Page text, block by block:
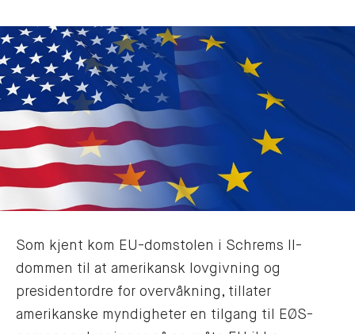
Som kjent kom EU-domstolen i Schrems II-
dommen til at amerikansk lovgivning og
presidentordre for overvåkning, tillater
amerikanske myndigheter en tilgang til EØS-